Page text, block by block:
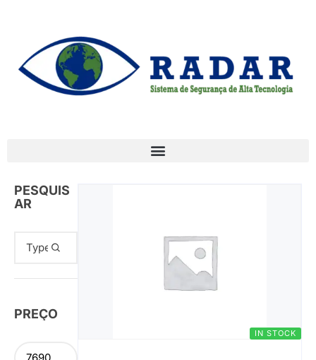
PESQUIS
AR
PREÇO
IN STOCK